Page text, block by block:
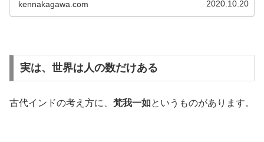
kennakagawa.com 2020.10.20
実は、世界は人の数だけある
古代インドの考え方に、 梵我一如というものがあります。